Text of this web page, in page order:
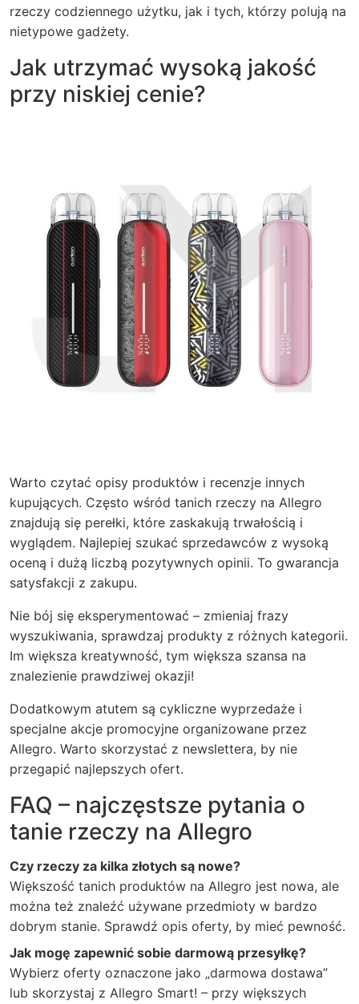
rzeczy codziennego użytku, jak i tych, którzy polują na
nietypowe gadżety.
Jak utrzymać wysoką jakość
przy niskiej cenie?
Warto czytać opisy produktów i recenzje innych
kupujących. Często wśród tanich rzeczy na Allegro
znajdują się perełki, które zaskakują trwałością i
wyglądem. Najlepiej szukać sprzedawców z wysoką
oceną i dużą liczbą pozytywnych opinii. To gwarancja
satysfakcji z zakupu.
Nie bój się eksperymentować – zmieniaj frazy
wyszukiwania, sprawdzaj produkty z różnych kategorii.
Im większa kreatywność, tym większa szansa na
znalezienie prawdziwej okazji!
Dodatkowym atutem są cykliczne wyprzedaże i
specjalne akcje promocyjne organizowane przez
Allegro. Warto skorzystać z newslettera, by nie
przegapić najlepszych ofert.
FAQ – najczęstsze pytania o
tanie rzeczy na Allegro
Czy rzeczy za kilka złotych są nowe?
Większość tanich produktów na Allegro jest nowa, ale
można też znaleźć używane przedmioty w bardzo
dobrym stanie. Sprawdź opis oferty, by mieć pewność.
Jak mogę zapewnić sobie darmową przesyłkę?
Wybierz oferty oznaczone jako „darmowa dostawa”
lub skorzystaj z Allegro Smart! – przy większych